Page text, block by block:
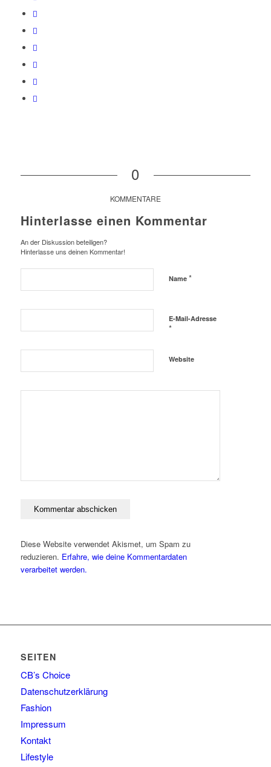
0
KOMMENTARE
Hinterlasse einen Kommentar
An der Diskussion beteiligen?
Hinterlasse uns deinen Kommentar!
Name *
E-Mail-Adresse
*
Website
Diese Website verwendet Akismet, um Spam zu
reduzieren. Erfahre, wie deine Kommentardaten
verarbeitet werden.
SEITEN
CB’s Choice
Datenschutzerklärung
Fashion
Impressum
Kontakt
Lifestyle